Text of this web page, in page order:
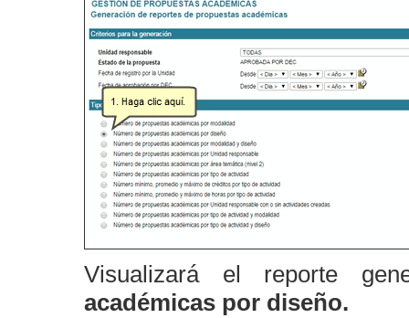
Visualizará el reporte
académicas por diseño.